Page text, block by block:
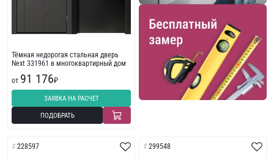
Тёмная недорогая стальная дверь
Next 331961 в многоквартирный дом
от 91 176₽
ЗАЯВКА НА РАСЧЕТ
ПОДОБРАТЬ
228597 299548